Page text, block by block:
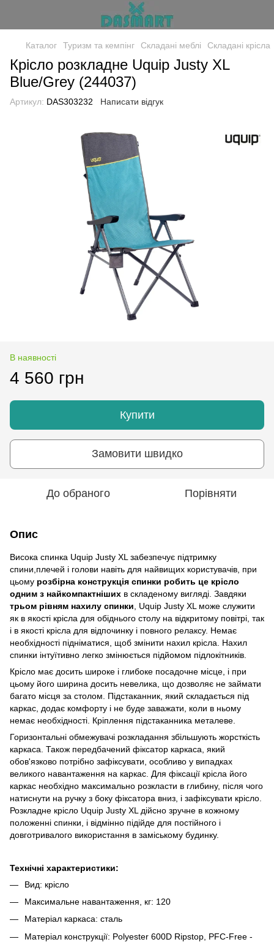
Каталог Туризм та кемпінг Складані меблі Складані крісла
Крісло розкладне Uquip Justy XL
Blue/Grey (244037)
Артикул: DAS303232 Написати відгук
В наявності
4 560 грн
Купити
Замовити швидко
До обраного Порівняти
Опис
Висока спинка Uquip Justy XL забезпечує підтримку
спини,плечей і голови навіть для найвищих користувачів, при
цьому розбірна конструкція спинки робить це крісло
одним з найкомпактніших в складеному вигляді. Завдяки
трьом рівням нахилу спинки , Uquip Justy XL може служити
як в якості крісла для обіднього столу на відкритому повітрі, так
і в якості крісла для відпочинку і повного релаксу. Немає
необхідності підніматися, щоб змінити нахил крісла. Нахил
спинки інтуїтивно легко змінюється підйомом підлокітників.
Крісло має досить широке і глибоке посадочне місце, і при
цьому його ширина досить невелика, що дозволяє не займати
багато місця за столом. Підстаканник, який складається під
каркас, додає комфорту і не буде заважати, коли в ньому
немає необхідності. Кріплення підстаканника металеве.
Горизонтальні обмежувачі розкладання збільшують жорсткість
каркаса. Також передбачений фіксатор каркаса, який
обов'язково потрібно зафіксувати, особливо у випадках
великого навантаження на каркас. Для фіксації крісла його
каркас необхідно максимально розкласти в глибину, після чого
натиснути на ручку з боку фіксатора вниз, і зафіксувати крісло.
Розкладне крісло Uquip Justy XL дійсно зручне в кожному
положенні спинки, і відмінно підійде для постійного і
довготривалого використання в заміському будинку.
Технічні характеристики:
Вид: крісло
Максимальне навантаження, кг: 120
Матеріал каркаса: сталь
Матеріал конструкції: Polyester 600D Ripstop, PFC-Free -